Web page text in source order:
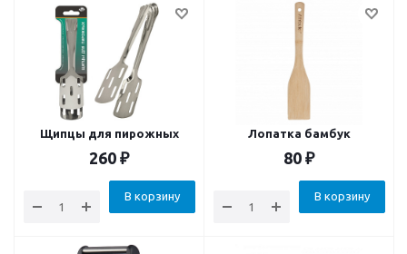
Щипцы для пирожных
260 ₽
В корзину
Лопатка бамбук
80 ₽
В корзину